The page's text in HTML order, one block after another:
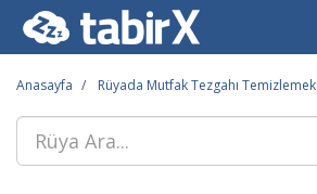
Anasayfa Rüyada Mutfak Tezgahı Temizlemek